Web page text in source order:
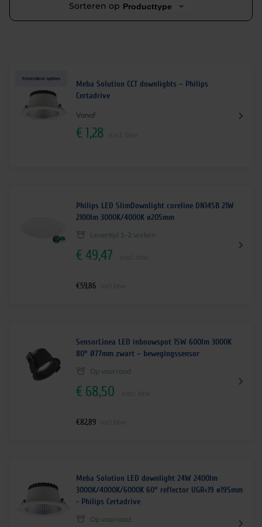
Sorteren op Producttype
Meerdere opties
Meba Solution CCT downlights – Philips
Certadrive
Vanaf
€1,28
Philips LED SlimDownlight coreline DN145B 21W
2100lm 3000K/4000K ø205mm
Levertijd 1-2 weken
€ 49,47
€59,86
SensorLinea LED inbouwspot 15W 600lm 3000K
80° Ø77mm zwart – bewegingssensor
Op voorraad
€ 68,50
€82,89
Meba Solution LED downlight 24W 2400lm
3000K/4000K/6000K 60° reflector UGR<19 ø195mm
- Philips Certadrive
Op voorraad